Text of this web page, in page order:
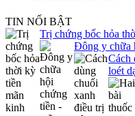
TIN NỔI BẬT
Trị chứng bốc hỏa
Đông y chữa
Cách
loét